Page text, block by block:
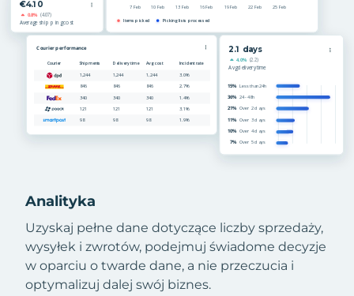
Analityka
Uzyskaj pełne dane dotyczące liczby sprzedaży,
wysyłek i zwrotów, podejmuj świadome decyzje
w oparciu o twarde dane, a nie przeczucia i
optymalizuj dalej swój biznes.